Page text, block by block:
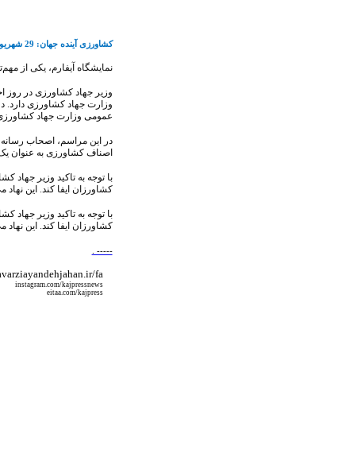
کشاورزی آینده جهان: 29 شهریور/1404
نمایشگاه آیفارم، یکی از
وزیر جهاد کشاورزی در روز
وزارت جهاد کشاورزی دارد.
عمومی وزارت جهاد
در این مراسم، اصحاب
اصناف کشاورزی به عنوان
با توجه به تاکید وزیر جهاد
کشاورزان ایفا کند. این
با توجه به تاکید وزیر جهاد
کشاورزان ایفا کند. این
. -----
fa
instagram.com/kajpressnews
eitaa.com/kajpress